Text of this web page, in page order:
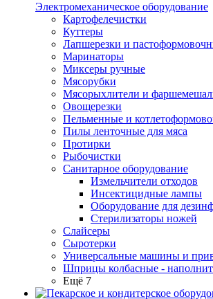
Электромеханическое оборудование
Картофелечистки
Куттеры
Лапшерезки и
Маринаторы
Миксеры ручные
Мясорубки
Мясорыхлители и
Овощерезки
Пельменные и
Пилы ленточные для мяса
Протирки
Рыбочистки
Санитарное оборудование
Измельчители отходов
Инсектицидные лампы
Оборудование для
Стерилизаторы ножей
Слайсеры
Сыротерки
Универсальные машины и
Шприцы колбасные -
Ещё 7